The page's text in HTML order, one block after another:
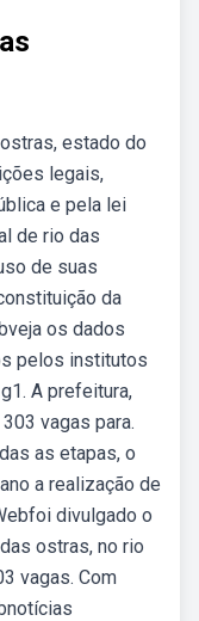
estado do
legais,
e pela lei
de rio das
de suas
da
os dados
pelos institutos
A prefeitura,
vagas para.
as etapas, o
a realização de
divulgado o
ostras, no rio
vagas. Com